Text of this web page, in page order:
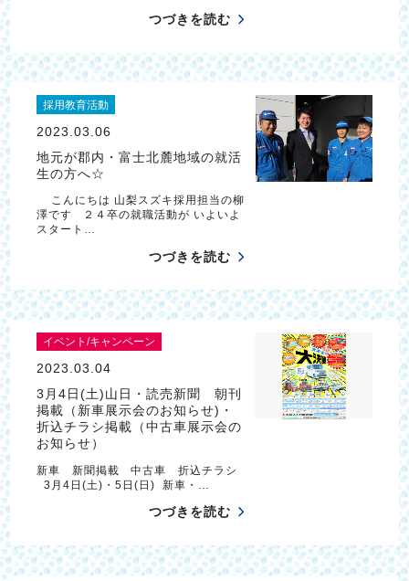
つづきを読む
採用教育活動
2023.03.06
地元が郡内・富士北麓地域の就活
生の方へ☆
こんにちは 山梨スズキ採用担当の柳
澤です ２４卒の就職活動が いよいよ
スタート…
つづきを読む
イベント/キャンペーン
2023.03.04
3月4日(土)山日・読売新聞 朝刊
掲載（新車展示会のお知らせ)・
折込チラシ掲載（中古車展示会の
お知らせ）
新車 新聞掲載 中古車 折込チラシ
3月4日(土)・5日(日) 新車・…
つづきを読む